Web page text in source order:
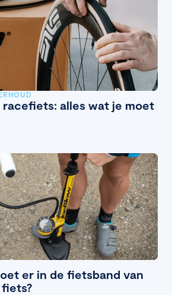
alles wat je moet
er in de fietsband van